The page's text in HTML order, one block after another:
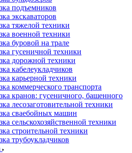
подъемников
экскаваторов
тяжелой техники
военной техники
буровой на трале
гусеничной техники
дорожной техники
кабелеукладчиков
карьерной техники
коммерческого транспорта
кранов: гусеничного, башенного
лесозаготовительной техники
сваебойных машин
сельскохозяйственной техники
строительной техники
трубоукладчиков